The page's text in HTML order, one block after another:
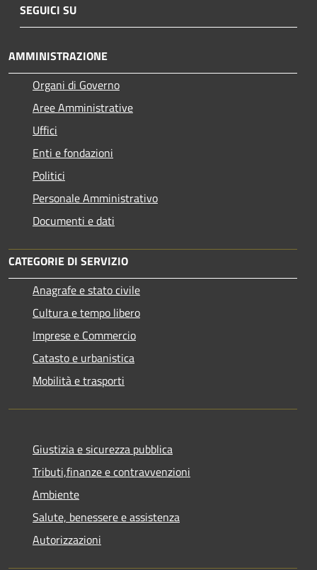
SEGUICI SU
AMMINISTRAZIONE
Organi di Governo
Aree Amministrative
Uffici
Enti e fondazioni
Politici
Personale Amministrativo
Documenti e dati
CATEGORIE DI SERVIZIO
Anagrafe e stato civile
Cultura e tempo libero
Imprese e Commercio
Catasto e urbanistica
Mobilità e trasporti
Giustizia e sicurezza pubblica
Tributi,finanze e contravvenzioni
Ambiente
Salute, benessere e assistenza
Autorizzazioni